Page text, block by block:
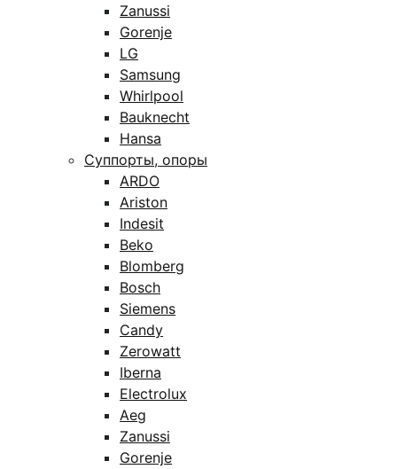
Zanussi
Gorenje
LG
Samsung
Whirlpool
Bauknecht
Hansa
Суппорты, опоры
ARDO
Ariston
Indesit
Beko
Blomberg
Bosch
Siemens
Candy
Zerowatt
Iberna
Electrolux
Aeg
Zanussi
Gorenje